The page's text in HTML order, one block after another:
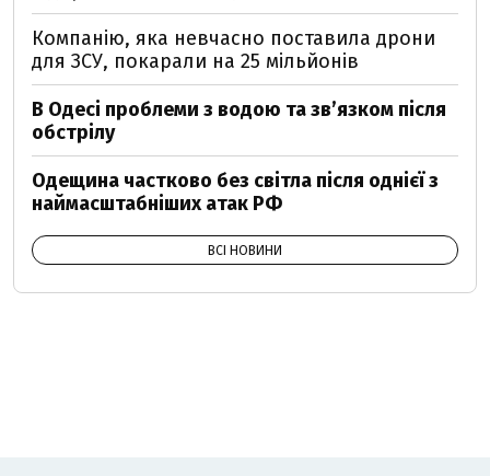
Компанію, яка невчасно поставила дрони
для ЗСУ, покарали на 25 мільйонів
В Одесі проблеми з водою та звʼязком після
обстрілу
Одещина частково без світла після однієї з
наймасштабніших атак РФ
ВСІ НОВИНИ